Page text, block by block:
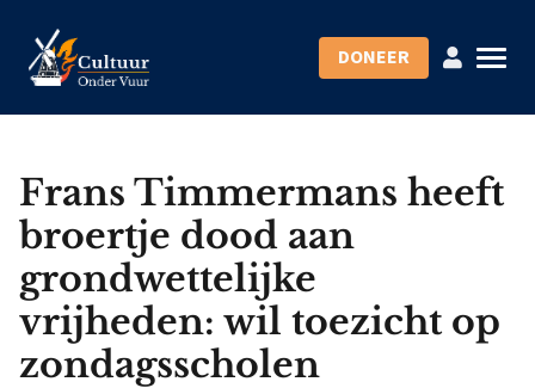
DONEER
Frans Timmermans heeft
broertje dood aan
grondwettelijke
vrijheden: wil toezicht op
zondagsscholen